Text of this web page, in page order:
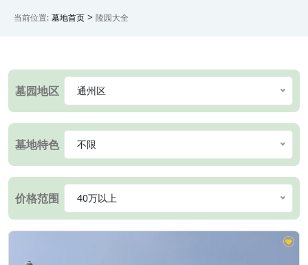
当前位置: 墓地首页 > 陵园大全
墓园地区 通州区
墓地特色 不限
价格范围 40万以上